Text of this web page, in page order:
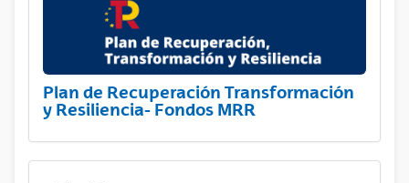
Plan de Recuperación Transformación
y Resiliencia- Fondos MRR